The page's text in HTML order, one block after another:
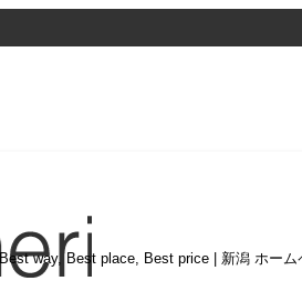
Best way, Best place, Best price | 新潟 ホー